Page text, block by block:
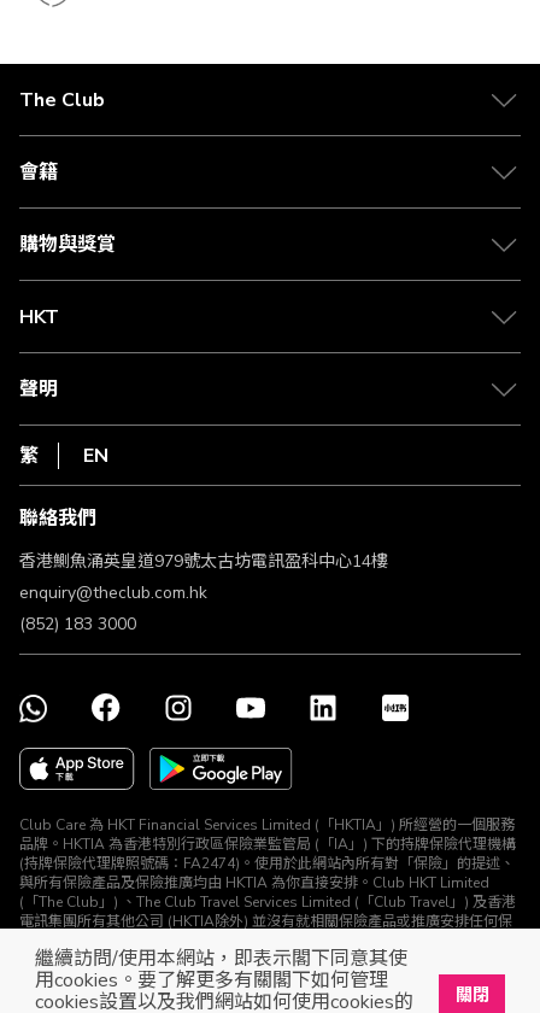
繼續訪問/使用本網站，即表示閣下同意其使
用cookies。要了解更多有關閣下如何管理
cookies設置以及我們網站如何使用cookies的
關閉
The Club
關於 The Club
合作夥伴
媒體中心
會籍
會籍及專屬禮遇
賺取積分
購物與獎賞
物流與配送
Club Shopping 商品領取站
常見問題
HKT
csl.
1010
HKT
聲明
私隱聲明
使用條款
條款及細則
不歧視及不騷擾聲明
認可牌照及通告
繁 EN
聯絡我們
香港鰂魚涌英皇道979號太古坊電訊盈科中心14樓
enquiry@theclub.com.hk
(852) 183 3000
Club Care 為 HKT Financial Services Limited (「HKTIA」) 所經營的一個服務
品牌。HKTIA 為香港特別行政區保險業監管局 (「IA」) 下的持牌保險代理機構
(持牌保險代理牌照號碼：FA2474)。使用於此網站內所有對「保險」的提述、
與所有保險產品及保險推廣均由 HKTIA 為你直接安排。Club HKT Limited
(「The Club」) 、The Club Travel Services Limited (「Club Travel」) 及香港
電訊集團所有其他公司 (HKTIA除外) 並沒有就相關保險產品或推廣安排任何保
© The Club 2026. 保留所有權利
立即下載The Club手機app